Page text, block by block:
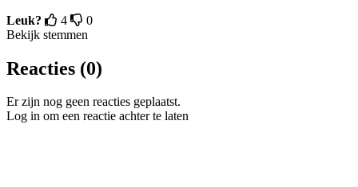
Leuk? 4
0
Bekijk stemmen
Reacties (0)
Er zijn nog geen reacties geplaatst.
Log in om een reactie achter te laten